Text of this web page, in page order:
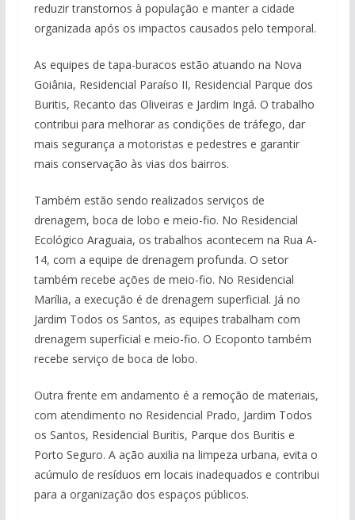
reduzir transtornos à população e manter a cidade
organizada após os impactos causados pelo temporal.
As equipes de tapa-buracos estão atuando na Nova
Goiânia, Residencial Paraíso II, Residencial Parque dos
Buritis, Recanto das Oliveiras e Jardim Ingá. O trabalho
contribui para melhorar as condições de tráfego, dar
mais segurança a motoristas e pedestres e garantir
mais conservação às vias dos bairros.
Também estão sendo realizados serviços de
drenagem, boca de lobo e meio-fio. No Residencial
Ecológico Araguaia, os trabalhos acontecem na Rua A-
14, com a equipe de drenagem profunda. O setor
também recebe ações de meio-fio. No Residencial
Marília, a execução é de drenagem superficial. Já no
Jardim Todos os Santos, as equipes trabalham com
drenagem superficial e meio-fio. O Ecoponto também
recebe serviço de boca de lobo.
Outra frente em andamento é a remoção de materiais,
com atendimento no Residencial Prado, Jardim Todos
os Santos, Residencial Buritis, Parque dos Buritis e
Porto Seguro. A ação auxilia na limpeza urbana, evita o
acúmulo de resíduos em locais inadequados e contribui
para a organização dos espaços públicos.